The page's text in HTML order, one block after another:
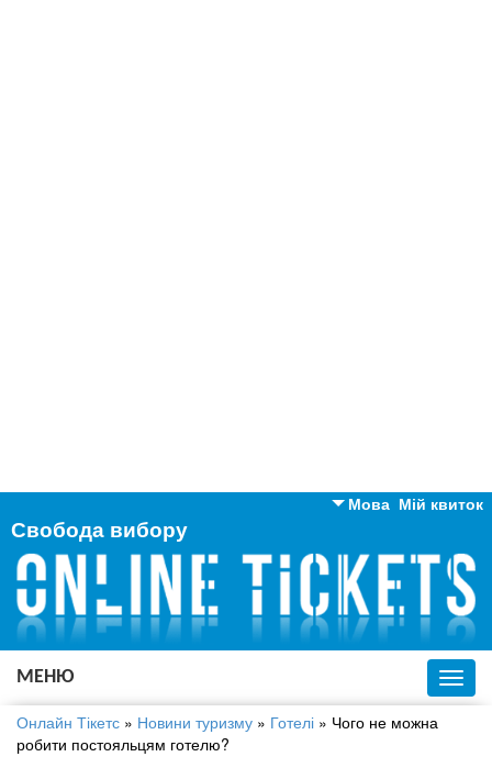
Мій квиток
Мова
Англійська
Російська
Українська
Свобода вибору
МЕНЮ
Онлайн Тікетс » Новини туризму » Готелі » Чого не можна
робити постояльцям готелю?